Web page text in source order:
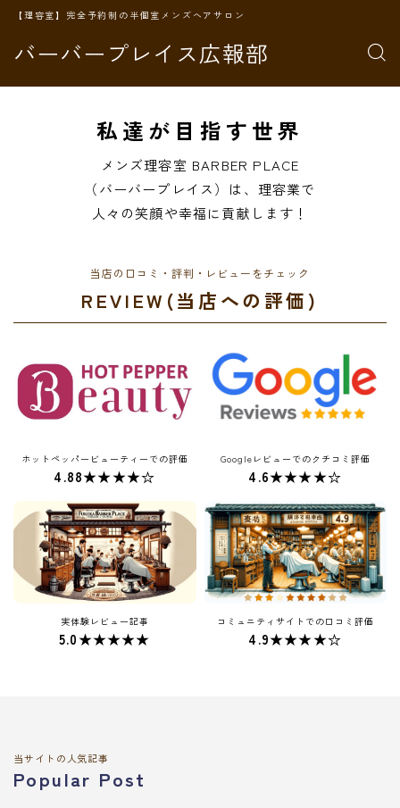
バーバープレイス広報部
【理容室】完全予約制の半個室メンズヘアサロン
私達が目指す世界
メンズ理容室 BARBER PLACE
（バーバープレイス）は、理容業で
人々の笑顔や幸福に貢献します！
当店の口コミ・評判・レビューをチェック
REVIEW(当店への評価)
ホットペッパービューティーでの評価
4.88★★★★☆
Googleレビューでのクチコミ評価
4.6★★★★☆
実体験レビュー記事
5.0★★★★★
コミュニティサイトでの口コミ評価
4.9★★★★☆
当サイトの人気記事
Popular Post